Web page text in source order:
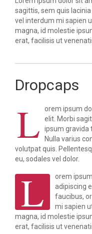
sagittis, sem quis
vel interdum mi sapien
magna, id molestie
erat, facilisis ut
Dropcaps
L
orem ipsum
elit. Morbi
ipsum gravida
Nulla varius
volutpat quis.
eu, sodales vel dolor.
L
orem
adipiscing
faucibus,
mi sapien
magna, id molestie
erat, facilisis ut